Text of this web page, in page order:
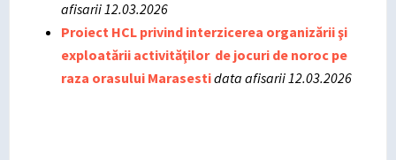
afisarii 12.03.2026
Proiect HCL privind interzicerea organizării şi
exploatării activităţilor de jocuri de noroc pe
raza orasului Marasestidata afisarii 12.03.2026